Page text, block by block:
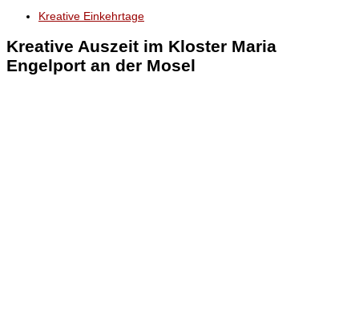
Kreative Einkehrtage
Kreative Auszeit im Kloster Maria
Engelport an der Mosel